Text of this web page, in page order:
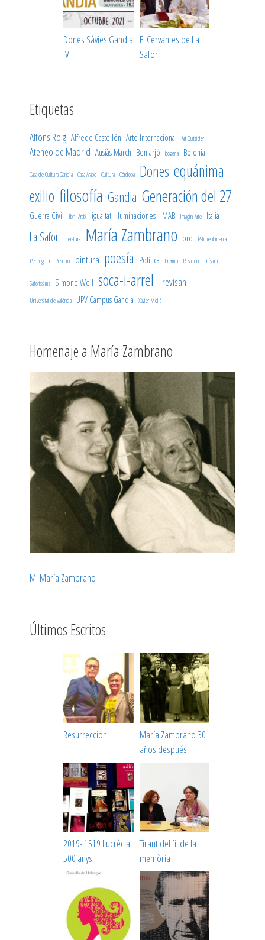
Dones Sàvies Gandia
IV
El Cervantes de La
Safor
Etiquetas
Alfons Roig Alfredo Castellón Arte Internacional Art Outsider
Ateneo de Madrid Ausiàs March Beniarjó bogeria Bolonia
Casa de Cultura Gandia Casa Árabe Cultura Córdoba Dones equánima
exilio filosofía Gandia Generación del 27
Guerra Civil Ibn 'Arabi igualtat Iluminaciones IMAB Imagin-Arte Italia
La Safor Literatura María Zambrano oro Patiment mental
Pedreguer Peschici pintura poesía Política Premio Residencia artística
Saforíssims Simone Weil soca-i-arrel Trevisan
Universitat de València UPV Campus Gandia Xavier Mollà
Homenaje a María Zambrano
Mi María Zambrano
Últimos Escritos
Resurrección
María Zambrano 30
años después
2019- 1519 Lucrècia
500 anys
Tirant del fil de la
memòria